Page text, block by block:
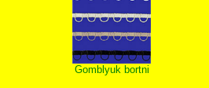
Gomblyuk bortni